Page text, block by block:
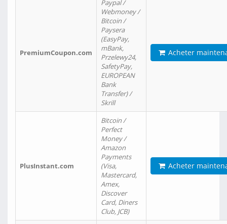
PremiumCoupon.com
Paypal /
Webmoney /
Bitcoin /
Paysera
(EasyPay,
mBank,
Przelewy24,
SafetyPay,
EUROPEAN
Bank
Transfer) /
Skrill
Acheter
PlusInstant.com
Bitcoin /
Perfect
Money /
Amazon
Payments
(Visa,
Mastercard,
Amex,
Discover
Card, Diners
Club, JCB)
Acheter